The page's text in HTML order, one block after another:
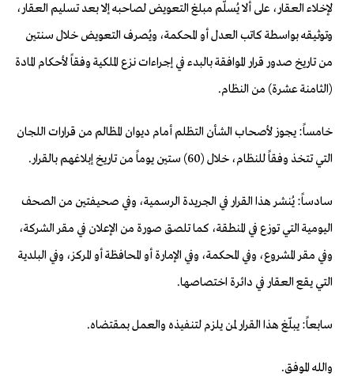
لإخلاء العقار، على ألا يُسلّم مبلغ التعويض لصاحبه إلا بعد تسليم العقار،
وتوثيقه بواسطة كاتب العدل أو المحكمة، ويُصرف التعويض خلال سنتين
من تاريخ صدور قرار الموافقة بالبدء في إجراءات نزع الملكية وفقاً لأحكام المادة
(الثامنة عشرة) من النظام.
خامساً: يجوز لأصحاب الشأن التظلم أمام ديوان المظالم من قرارات اللجان
التي تتخذ وفقاً للنظام، خلال (60) ستين يوماً من تاريخ إبلاغهم بالقرار.
سادساً: يُنشر هذا القرار في الجريدة الرسمية، وفي صحيفتين من الصحف
اليومية التي توزع في المنطقة، كما تلصق صورة من الإعلان في مقر الشركة،
وفي مقر المشروع، وفي المحكمة، وفي الإمارة أو المحافظة أو المركز، وفي البلدية
التي يقع العقار في دائرة اختصاصها.
سابعاً: يبلّغ هذا القرار لمن يلزم لتنفيذه والعمل بمقتضاه.
والله الموفق.